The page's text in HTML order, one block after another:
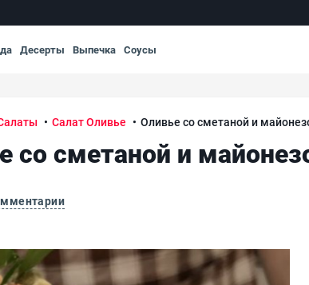
Десерты Выпечка Соусы
Салат Оливье Оливье со сметаной и
со сметаной и